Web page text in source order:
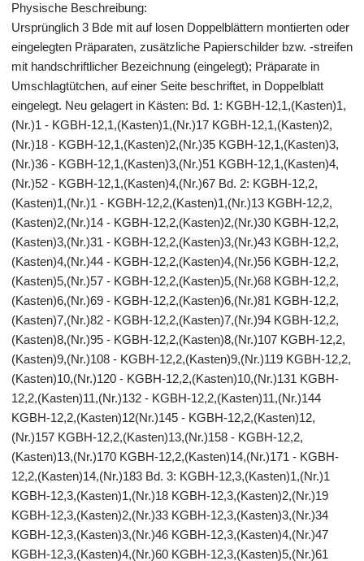
Physische Beschreibung:
Ursprünglich 3 Bde mit auf losen Doppelblättern montierten oder
eingelegten Präparaten, zusätzliche Papierschilder bzw. -streifen
mit handschriftlicher Bezeichnung (eingelegt); Präparate in
Umschlagtütchen, auf einer Seite beschriftet, in Doppelblatt
eingelegt. Neu gelagert in Kästen: Bd. 1: KGBH-12,1,(Kasten)1,
(Nr.)1 - KGBH-12,1,(Kasten)1,(Nr.)17 KGBH-12,1,(Kasten)2,
(Nr.)18 - KGBH-12,1,(Kasten)2,(Nr.)35 KGBH-12,1,(Kasten)3,
(Nr.)36 - KGBH-12,1,(Kasten)3,(Nr.)51 KGBH-12,1,(Kasten)4,
(Nr.)52 - KGBH-12,1,(Kasten)4,(Nr.)67 Bd. 2: KGBH-12,2,
(Kasten)1,(Nr.)1 - KGBH-12,2,(Kasten)1,(Nr.)13 KGBH-12,2,
(Kasten)2,(Nr.)14 - KGBH-12,2,(Kasten)2,(Nr.)30 KGBH-12,2,
(Kasten)3,(Nr.)31 - KGBH-12,2,(Kasten)3,(Nr.)43 KGBH-12,2,
(Kasten)4,(Nr.)44 - KGBH-12,2,(Kasten)4,(Nr.)56 KGBH-12,2,
(Kasten)5,(Nr.)57 - KGBH-12,2,(Kasten)5,(Nr.)68 KGBH-12,2,
(Kasten)6,(Nr.)69 - KGBH-12,2,(Kasten)6,(Nr.)81 KGBH-12,2,
(Kasten)7,(Nr.)82 - KGBH-12,2,(Kasten)7,(Nr.)94 KGBH-12,2,
(Kasten)8,(Nr.)95 - KGBH-12,2,(Kasten)8,(Nr.)107 KGBH-12,2,
(Kasten)9,(Nr.)108 - KGBH-12,2,(Kasten)9,(Nr.)119 KGBH-12,2,
(Kasten)10,(Nr.)120 - KGBH-12,2,(Kasten)10,(Nr.)131 KGBH-
12,2,(Kasten)11,(Nr.)132 - KGBH-12,2,(Kasten)11,(Nr.)144
KGBH-12,2,(Kasten)12(Nr.)145 - KGBH-12,2,(Kasten)12,
(Nr.)157 KGBH-12,2,(Kasten)13,(Nr.)158 - KGBH-12,2,
(Kasten)13,(Nr.)170 KGBH-12,2,(Kasten)14,(Nr.)171 - KGBH-
12,2,(Kasten)14,(Nr.)183 Bd. 3: KGBH-12,3,(Kasten)1,(Nr.)1
KGBH-12,3,(Kasten)1,(Nr.)18 KGBH-12,3,(Kasten)2,(Nr.)19
KGBH-12,3,(Kasten)2,(Nr.)33 KGBH-12,3,(Kasten)3,(Nr.)34
KGBH-12,3,(Kasten)3,(Nr.)46 KGBH-12,3,(Kasten)4,(Nr.)47
KGBH-12,3,(Kasten)4,(Nr.)60 KGBH-12,3,(Kasten)5,(Nr.)61